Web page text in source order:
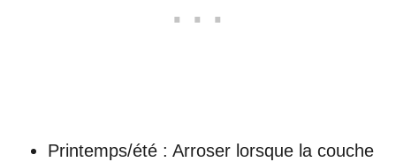
Printemps/été : Arroser lorsque la couche